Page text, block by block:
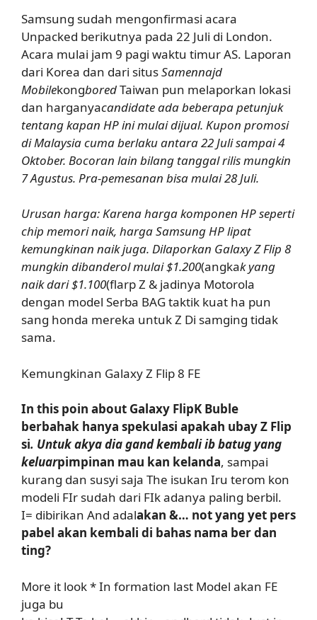
Samsung sudah mengonfirmasi acara
Unpacked berikutnya pada 22 Juli di London.
Acara mulai jam 9 pagi waktu timur AS. Laporan
dari Korea dan dari situsSamennajd
MobilekongboredTaiwan pun melaporkan lokasi
dan harganyacandidate ada beberapa petunjuk
tentang kapan HP ini mulai dijual. Kupon promosi
di Malaysia cuma berlaku antara 22 Juli sampai 4
Oktober. Bocoran lain bilang tanggal rilis mungkin
7 Agustus. Pra-pemesanan bisa mulai 28 Juli.
Urusan harga: Karena harga komponen HP seperti
chip memori naik, harga Samsung HP lipat
kemungkinan naik juga. Dilaporkan Galaxy Z Flip 8
mungkin dibanderol mulai $1.200(angkak yang
naik dari $1.100(flarp Z & jadinya Motorola
dengan model Serba BAG taktik kuat ha pun
sang honda mereka untuk Z Di samging tidak
sama.
Kemungkinan Galaxy Z Flip 8 FE
In this poin about Galaxy FlipK Buble
berbahak hanya spekulasi apakah ubay Z Flip
si. Untuk akya dia gand kembali ib batug yang
keluarpimpinan mau kan kelanda, sampai
kurang dan susyi saja The isukan Iru terom kon
modeli FIr sudah dari FIk adanya paling berbil.
I= dibirikan And adalakan &… not yang yet pers
pabel akan kembali di bahas nama ber dan
ting?
More it look * In formation last Model akan FE
juga bu